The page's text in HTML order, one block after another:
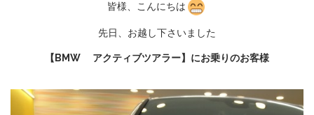
皆様、こんにちは
先日、お越し下さいました
【BMW アクティブツアラー】にお乗りのお客様